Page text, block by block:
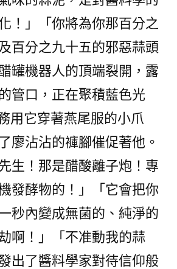
！」「你將為你那百分之
百分之九十五的邪惡蒜頭
罐機器人的頂端裂開，露
管口，正在聚積藍色光
用它穿著燕尾服的小爪
廖沾沾的褲腳催促著他。
生！那是醋酸離子炮！專
發酵物的！」「它會把你
秒內變成無菌的、純淨的
啊！」「不准動我的蒜
出了醬料學家對待信仰般